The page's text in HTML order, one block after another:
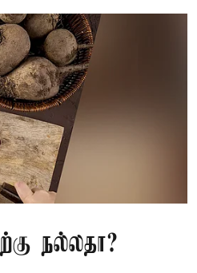
நல்லதா?